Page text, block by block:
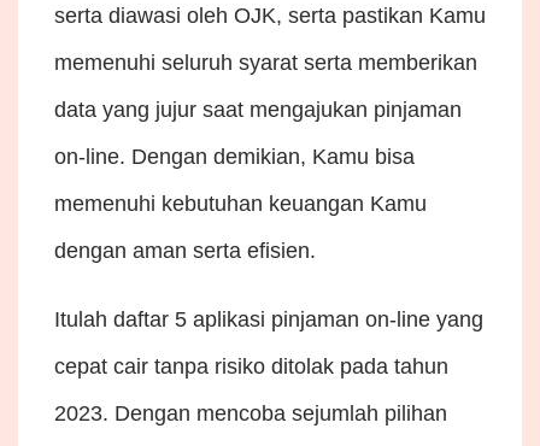
serta diawasi oleh OJK, serta pastikan Kamu
memenuhi seluruh syarat serta memberikan
data yang jujur saat mengajukan pinjaman
on-line. Dengan demikian, Kamu bisa
memenuhi kebutuhan keuangan Kamu
dengan aman serta efisien.
Itulah daftar 5 aplikasi pinjaman on-line yang
cepat cair tanpa risiko ditolak pada tahun
2023. Dengan mencoba sejumlah pilihan